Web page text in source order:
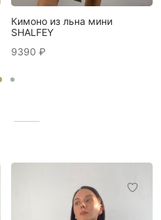
Кимоно из льна мини
SHALFEY
9390 ₽